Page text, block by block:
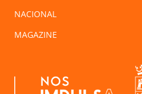
NACIONAL
MAGAZINE